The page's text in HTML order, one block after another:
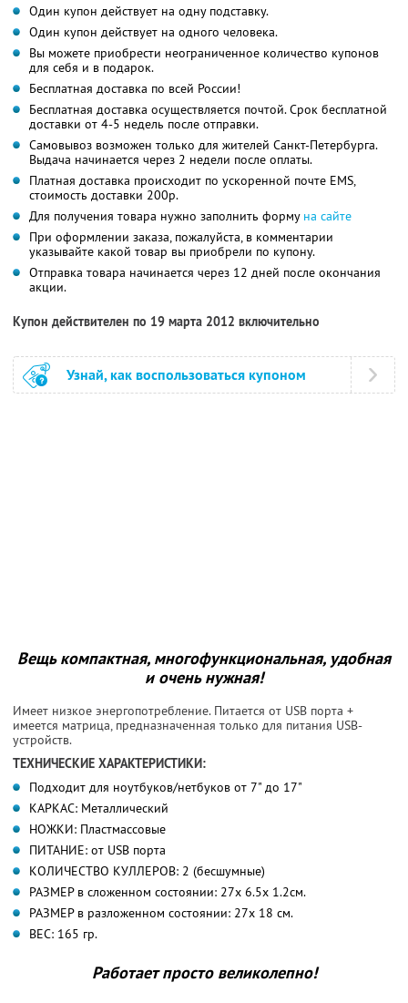
Один купон действует на одну подставку.
Один купон действует на одного человека.
Вы можете приобрести неограниченное количество купонов
для себя и в подарок.
Бесплатная доставка по всей России!
Бесплатная доставка осуществляется почтой. Срок бесплатной
доставки от 4-5 недель после отправки.
Самовывоз возможен только для жителей Санкт-Петербурга.
Выдача начинается через 2 недели после оплаты.
Платная доставка происходит по ускоренной почте EMS,
стоимость доставки 200р.
Для получения товара нужно заполнить форму на сайте
При оформлении заказа, пожалуйста, в комментарии
указывайте какой товар вы приобрели по купону.
Отправка товара начинается через 12 дней после окончания
акции.
Купон действителен по 19 марта 2012 включительно
Узнай, как воспользоваться купоном
Вещь компактная, многофункциональная, удобная
и очень нужная!
Имеет низкое энергопотребление. Питается от USB порта +
имеется матрица, предназначенная только для питания USB-
устройств.
ТЕХНИЧЕСКИЕ ХАРАКТЕРИСТИКИ:
Подходит для ноутбуков/нетбуков от 7" до 17"
КАРКАС: Металлический
НОЖКИ: Пластмассовые
ПИТАНИЕ: от USB порта
КОЛИЧЕСТВО КУЛЛЕРОВ: 2 (бесшумные)
РАЗМЕР в сложенном состоянии: 27x 6.5x 1.2см.
РАЗМЕР в разложенном состоянии: 27x 18 см.
ВЕС: 165 гр.
Работает просто великолепно!